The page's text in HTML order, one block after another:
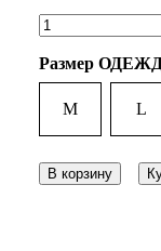
Размер
M L
В корзину